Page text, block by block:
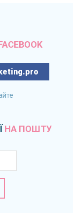
НА ПОШТУ